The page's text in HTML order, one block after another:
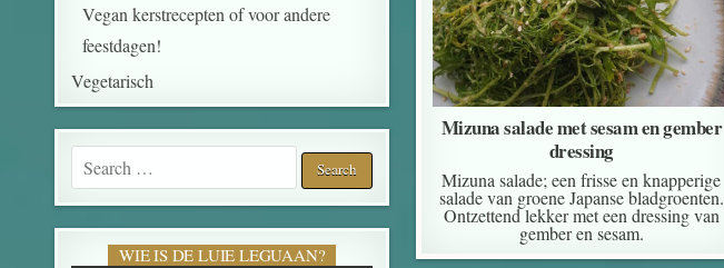
Mizuna salade met sesam en gember
dressing
Mizuna salade; een frisse en knapperige
salade van groene Japanse bladgroenten.
Ontzettend lekker met een dressing van
gember en sesam.
Vegan kerstrecepten of voor andere
feestdagen!
Vegetarisch
Search for:
WIE IS DE LUIE LEGUAAN?